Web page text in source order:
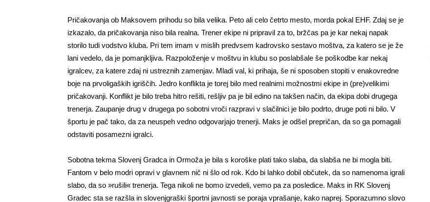
Pričakovanja ob Maksovem prihodu so bila velika. Peto ali celo četrto mesto, morda pokal EHF. Zdaj se je
izkazalo, da pričakovanja niso bila realna. Trener ekipe ni pripravil za to, bržčas pa je kar nekaj napak
storilo tudi vodstvo kluba. Pri tem imam v mislih predvsem kadrovsko sestavo moštva, za katero se je že
lani vedelo, da je pomanjkljiva. Razpoloženje v moštvu in klubu so poslabšale še poškodbe kar nekaj
igralcev, za katere zdaj ni ustreznih zamenjav. Mladi val, ki prihaja, še ni sposoben stopiti v enakovredne
boje na prvoligaških igriščih. Jedro konflikta je torej bilo med realnimi možnostmi ekipe in (pre)velikimi
pričakovanji. Konflikt je bilo treba hitro rešiti, rešljiv pa je bil edino na takšen način, da ekipa dobi drugega
trenerja. Zaupanje drug v drugega po sobotni vroči razpravi v slačilnici je bilo podrto, druge poti ni bilo. V
športu je pač tako, da za neuspeh vedno odgovarjajo trenerji. Maks je odšel prepričan, da so ga pomagali
odstaviti posamezni igralci.
Sobotna tekma Slovenj Gradca in Ormoža je bila s koroške plati tako slaba, da slabša ne bi mogla biti.
Fantom v belo modri opravi v glavnem nič ni šlo od rok. Kdo bi lahko dobil občutek, da so namenoma igrali
slabo, da so »rušili« trenerja. Tega nikoli ne bomo izvedeli, vemo pa za posledice. Maks in RK Slovenj
Gradec sta se razšla in slovenjgraški športni javnosti se poraja vprašanje, kako naprej. Sporazumno slovo